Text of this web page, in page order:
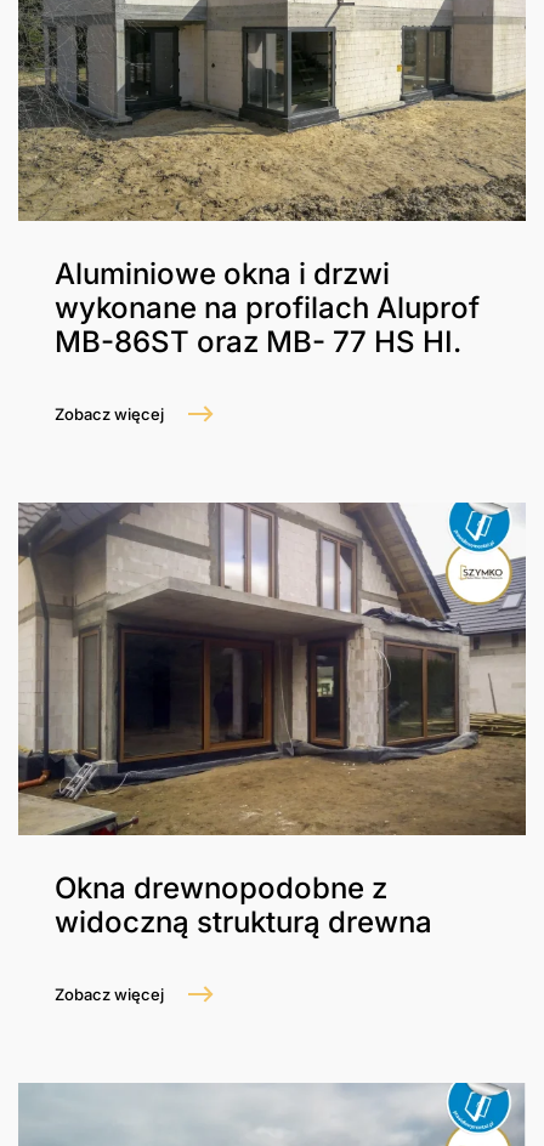
Aluminiowe okna i drzwi
wykonane na profilach Aluprof
MB-86ST oraz MB- 77 HS HI.
Zobacz więcej
Okna drewnopodobne z
widoczną strukturą drewna
Zobacz więcej